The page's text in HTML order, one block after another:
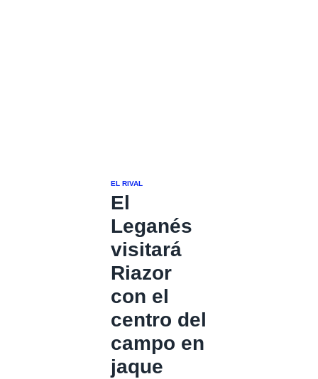
EL RIVAL
El
Leganés
visitará
Riazor
con el
centro del
campo en
jaque